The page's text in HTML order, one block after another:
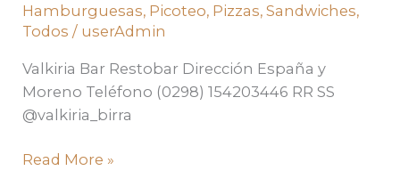
Hamburguesas, Picoteo, Pizzas,Sandwiches,
Todos / userAdmin
Valkiria Bar Restobar Dirección España y
Moreno Teléfono (0298) 154203446 RR SS
@valkiria_birra
Read More »